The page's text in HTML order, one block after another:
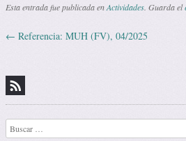
Esta entrada fue publicada enActividades. Guarda el
Navegación de entradas
← Referencia: MUH (FV), 04/2025
Buscar